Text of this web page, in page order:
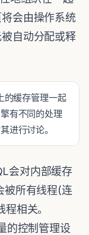
会由操作系统
自动分配或释
的缓存管理一起
有不同的处理
进行讨论。
会对内部缓存
被所有线程(连
相关。
的控制管理设